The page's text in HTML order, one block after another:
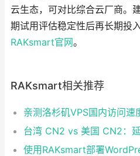
云生态，可对比综合云厂商。
期试用评估稳定性后再长期投
RAKsmart官网。
RAKsmart相关推荐